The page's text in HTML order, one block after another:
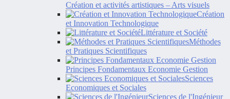
Création et activités artistiques – Arts visuels
Création
et Innovation Technologique
Littérature et Société
Méthodes
et Pratiques Scientifiques
Principes Fondamentaux Economie Gestion
Sciences
Economiques et Sociales
Sciences de l'Ingénieur